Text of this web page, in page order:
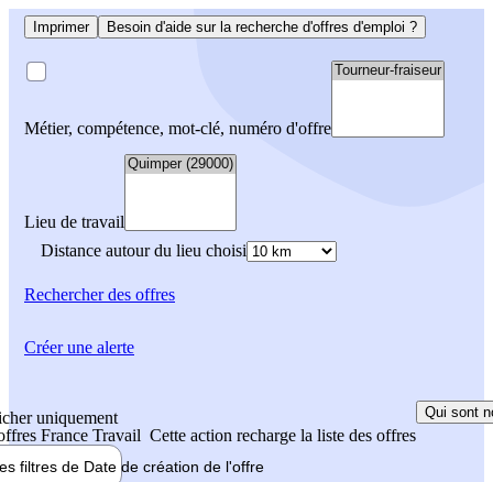
Imprimer Besoin d'aide sur la recherche d'offres d'emploi ?
Métier, compétence, mot-clé, numéro d'offre
Lieu de travail
Distance autour du lieu choisi
Rechercherdes offres
uniquement
France Travail Cette action recharge la liste des offres
Qui sont
filtres de Date de création de l'offre
Créer une alerte